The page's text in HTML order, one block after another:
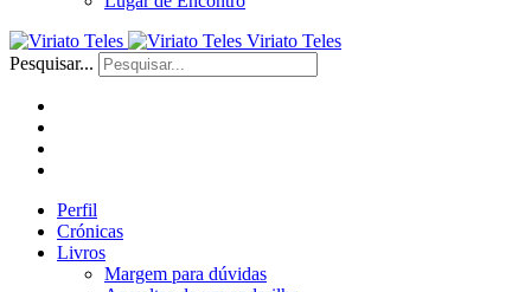
Viriato Teles
Pesquisar...
Perfil
Crónicas
Livros
Margem para dúvidas